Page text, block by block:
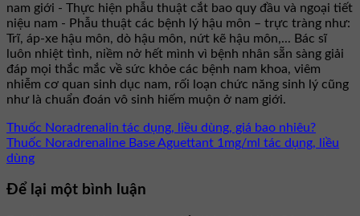
nam giới - Thực hiện phẫu thuật cắt bao quy đầu và ngoại tiết
niệu nam - Phẫu thuật các bệnh lý hậu môn – trực tràng như:
Trĩ, áp-xe hậu môn, dò hậu môn, nứt kẽ hậu môn,... Bác sĩ
luôn nhiệt tình, niềm nở hết mình vì bệnh nhân sẵn sàng giải
đáp mọi thắc mắc về sức khỏe các bệnh nam khoa, viêm
nhiễm cơ quan sinh dục nam, rối loạn chức năng sinh lý cũng
như là chuẩn đoán vô sinh hiếm muộn ở nam giới.
Thuốc Noradrenalin tác dụng, liều dùng, giá bao nhiêu?
Thuốc Noradrenaline Base Aguettant 1mg/ml tác dụng, liều
dùng
Để lại một bình luận